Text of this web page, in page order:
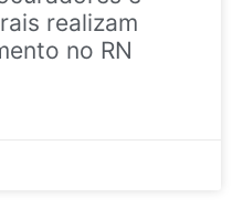
realizam
no RN